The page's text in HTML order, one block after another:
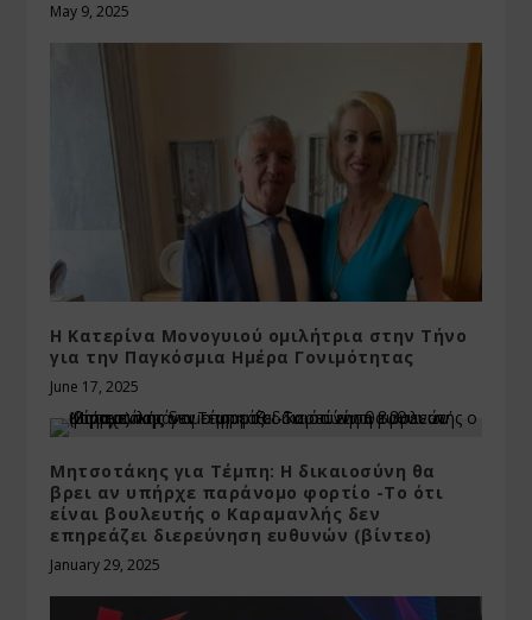
May 9, 2025
Η Κατερίνα Μονογυιού ομιλήτρια στην Τήνο
για την Παγκόσμια Ημέρα Γονιμότητας
June 17, 2025
Μητσοτάκης για Τέμπη: Η δικαιοσύνη θα
βρει αν υπήρχε παράνομο φορτίο -Το ότι
είναι βουλευτής ο Καραμανλής δεν
επηρεάζει διερεύνηση ευθυνών (βίντεο)
January 29, 2025